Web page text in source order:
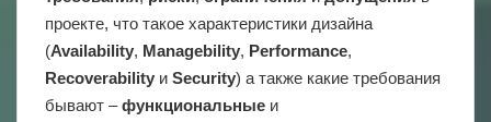
проекте, что такое характеристики дизайна
(Availability, Managebility, Performance,
Recoverability и Security) а также какие требования
бывают –функциональные и